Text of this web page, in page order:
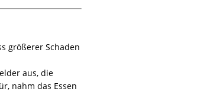
größerer Schaden
aus, die
nahm das Essen